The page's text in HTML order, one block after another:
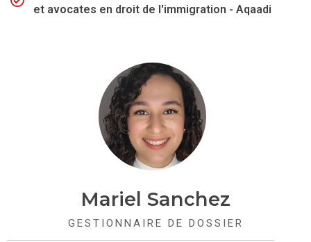
et avocates en droit de l'immigration - Aqaadi
Mariel Sanchez
GESTIONNAIRE DE DOSSIER